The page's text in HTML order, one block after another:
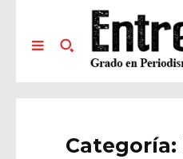
Categoría: